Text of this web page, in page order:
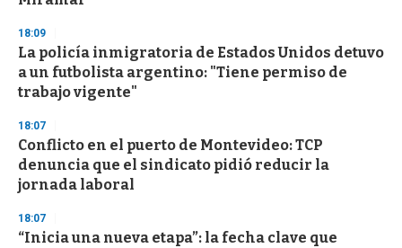
s
e
c
o
n
18:09
La policía inmigratoria de Estados Unidos detuvo
a un futbolista argentino: "Tiene permiso de
trabajo vigente"
18:07
Conflicto en el puerto de Montevideo: TCP
denuncia que el sindicato pidió reducir la
jornada laboral
18:07
“Inicia una nueva etapa”: la fecha clave que